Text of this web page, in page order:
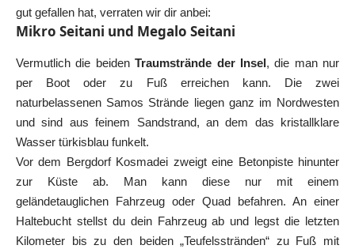
gut gefallen hat, verraten wir dir anbei:
Mikro Seitani und Megalo Seitani
Vermutlich die beidenTraumstrände der Insel, die man nur
per Boot oder zu Fuß erreichen kann. Die zwei
naturbelassenen Samos Strände liegen ganz im Nordwesten
und sind aus feinem Sandstrand, an dem das kristallklare
Wasser türkisblau funkelt.
Vor dem Bergdorf Kosmadei zweigt eine Betonpiste hinunter
zur Küste ab. Man kann diese nur mit einem
geländetauglichen Fahrzeug oder Quad befahren. An einer
Haltebucht stellst du dein Fahrzeug ab und legst die letzten
Kilometer bis zu den beiden „Teufelsstränden“ zu Fuß mit